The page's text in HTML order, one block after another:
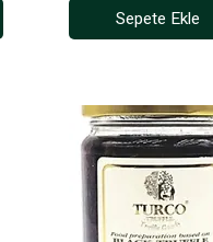
Sepete Ekle